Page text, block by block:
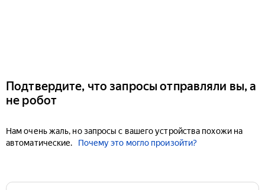
Подтвердите, что запросы отправляли вы, а
не робот
Нам очень жаль, но запросы с вашего устройства похожи на
автоматические.
Почему это могло произойти?